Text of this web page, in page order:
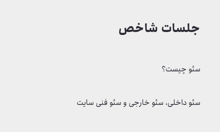
جلسات شاخص
سئو چیست؟
سئو داخلی، سئو خارجی و سئو فنی سایت